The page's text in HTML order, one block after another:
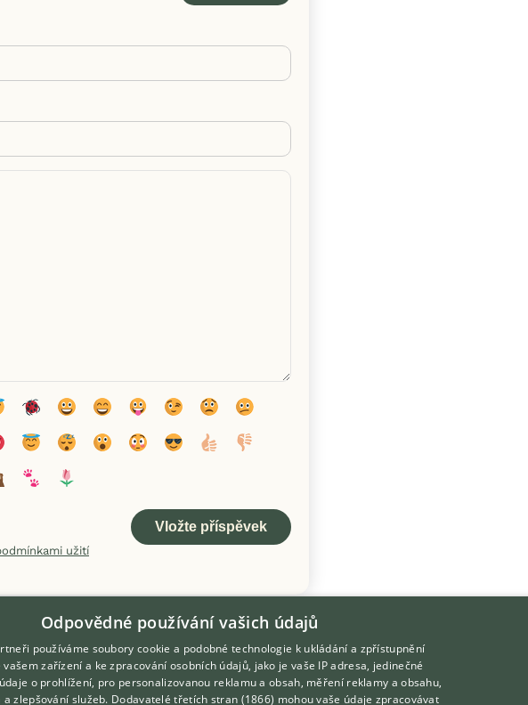
užití
Odpovědné používání vašich údajů
používáme soubory cookie a podobné technologie k ukládání a zpřístupnění
zařízení a ke zpracování osobních údajů, jako je vaše IP adresa, jedinečné
o prohlížení, pro personalizovanou reklamu a obsah, měření reklamy a obsahu,
zlepšování služeb. Dodavatelé třetích stran (1866) mohou vaše údaje zpracovávat